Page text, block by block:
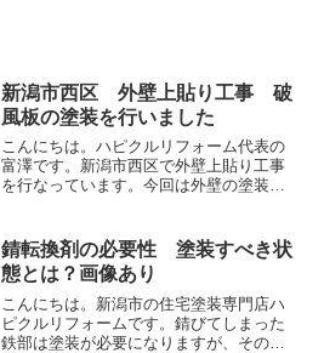
新潟市西区 外壁上貼り工事 破
風板の塗装を行いました
こんにちは。ハピクルリフォーム代表の
富澤です。新潟市西区で外壁上貼り工事
を行なっています。今回は外壁の塗装は
ていきます。破風板部分も茶色で塗装し
ていきます。今日は１回目...
錆転換剤の必要性 塗装すべき状
態とは？画像あり
こんにちは。新潟市の住宅塗装専門店ハ
ピクルリフォームです。錆びてしまった
鉄部は塗装が必要になりますが、その時